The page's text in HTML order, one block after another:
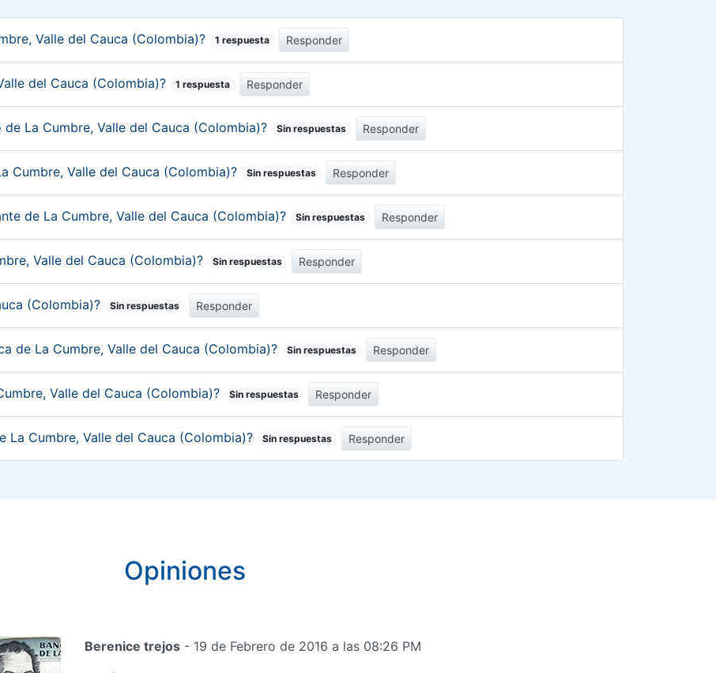
Valle del Cauca (Colombia)? 1 respuesta Responder
del Cauca (Colombia)? 1 respuesta Responder
La Cumbre, Valle del Cauca (Colombia)? Sin respuestas Responder
Cumbre, Valle del Cauca (Colombia)? Sin respuestas Responder
de La Cumbre, Valle del Cauca (Colombia)? Sin respuestas Responder
Valle del Cauca (Colombia)? Sin respuestas Responder
(Colombia)? Sin respuestas Responder
de La Cumbre, Valle del Cauca (Colombia)? Sin respuestas Responder
Valle del Cauca (Colombia)? Sin respuestas Responder
Cumbre, Valle del Cauca (Colombia)? Sin respuestas Responder
Opiniones
Berenice trejos- 19 de Febrero de 2016 a las 08:26 PM